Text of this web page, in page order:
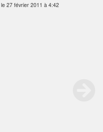
le 27 février 2011 à 4:42